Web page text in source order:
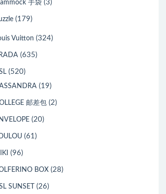
手袋 (3)
(179)
Vuitton (324)
(635)
(520)
(19)
邮差包 (2)
(20)
(61)
(96)
BOX (28)
SUNSET (26)